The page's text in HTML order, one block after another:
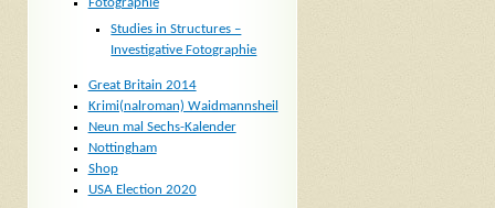
Fotographie
Studies in Structures –
Investigative Fotographie
Great Britain 2014
Krimi(nalroman) Waidmannsheil
Neun mal Sechs-Kalender
Nottingham
Shop
USA Election 2020